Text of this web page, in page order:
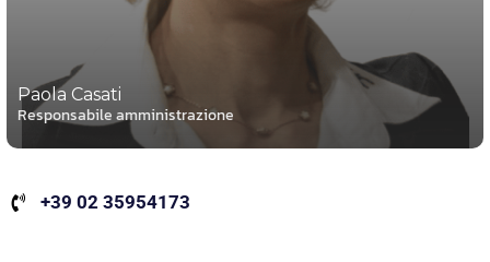
Paola Casati
Responsabile amministrazione
+39 02 35954173